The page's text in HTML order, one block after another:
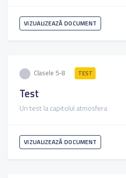
VIZUALIZEAZĂ DOCUMENT
Clasele 5-8 TEST
Test
Un test la capitolul atmosfera
VIZUALIZEAZĂ DOCUMENT